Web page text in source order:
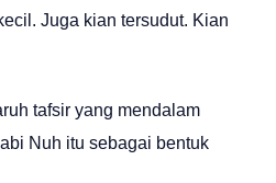
Juga kian tersudut. Kian
tafsir yang mendalam
Nuh itu sebagai bentuk